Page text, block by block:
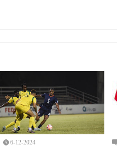
6-12-2024